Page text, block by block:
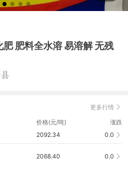
肥料全水溶 易溶解 无残
更多行情
价格(元/吨)
涨跌
2092.34 0.0
2068.40 0.0